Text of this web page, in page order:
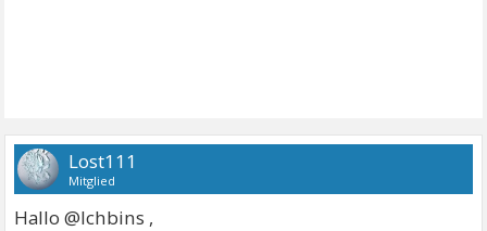
Lost111
Mitglied
Hallo @Ichbins ,